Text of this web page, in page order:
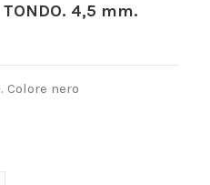
4,5 mm.
Colore nero